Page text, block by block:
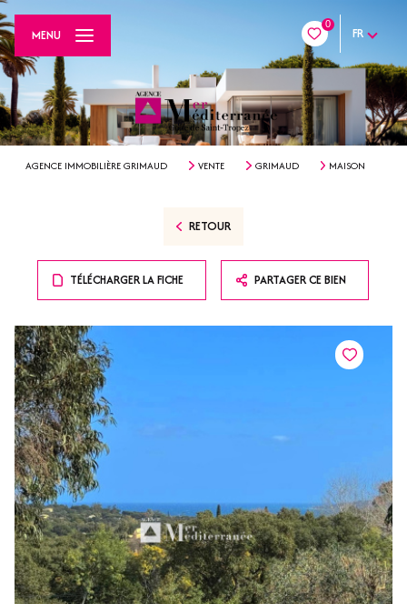
0
FR
MENU
AGENCE IMMOBILIÈRE GRIMAUD VENTE GRIMAUD MAISON
RETOUR
TÉLÉCHARGER LA FICHE PARTAGER CE BIEN